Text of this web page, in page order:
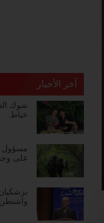
آخر الأخبار
شوك
خياط..
مسؤول
على
واشنطن